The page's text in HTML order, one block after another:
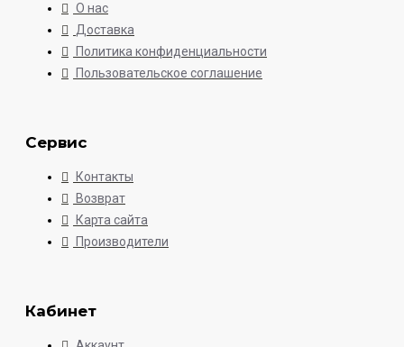
О нас
Доставка
Политика конфиденциальности
Пользовательское соглашение
Сервис
Контакты
Возврат
Карта сайта
Производители
Кабинет